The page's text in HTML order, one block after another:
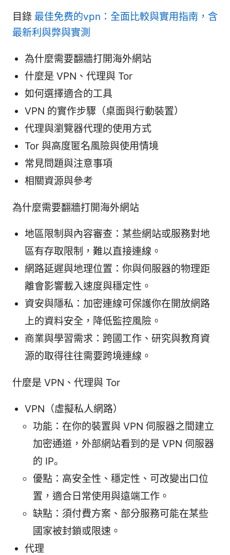
目錄 最佳免费的vpn：全面比較與實用指南，含
最新利與弊與實測
為什麼需要翻牆打開海外網站
什麼是 VPN、代理與 Tor
如何選擇適合的工具
VPN 的實作步驟（桌面與行動裝置）
代理與瀏覽器代理的使用方式
Tor 與高度匿名風險與使用情境
常見問題與注意事項
相關資源與參考
為什麼需要翻牆打開海外網站
地區限制與內容審查：某些網站或服務對地
區有存取限制，難以直接連線。
網路延遲與地理位置：你與伺服器的物理距
離會影響載入速度與穩定性。
資安與隱私：加密連線可保護你在開放網路
上的資料安全，降低監控風險。
商業與學習需求：跨國工作、研究與教育資
源的取得往往需要跨境連線。
什麼是 VPN、代理與 Tor
VPN（虛擬私人網路）
功能：在你的裝置與 VPN 伺服器之間建立
加密通道，外部網站看到的是 VPN 伺服器
的 IP。
優點：高安全性、穩定性、可改變出口位
置，適合日常使用與遠端工作。
缺點：須付費方案、部分服務可能在某些
國家被封鎖或限速。
代理